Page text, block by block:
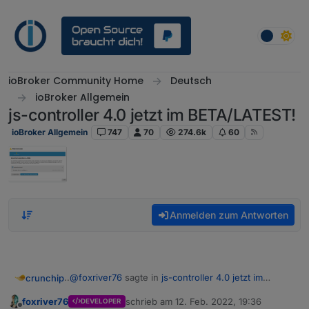
ioBroker Community Home
Deutsch
ioBroker Allgemein
js-controller 4.0 jetzt im BETA/LATEST!
ioBroker Allgemein 747 70 274.6k 60
Anmelden zum Antworten
crunchip..@foxriver76 sagte in js-controller 4.0 jetzt im
foxriver76 DEVELOPER schrieb am 12. Feb. 2022, 19:36